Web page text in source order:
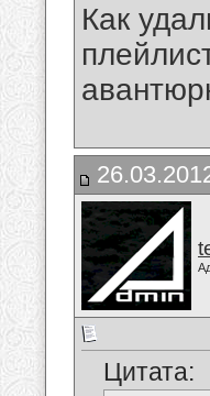
Как
Цитата: